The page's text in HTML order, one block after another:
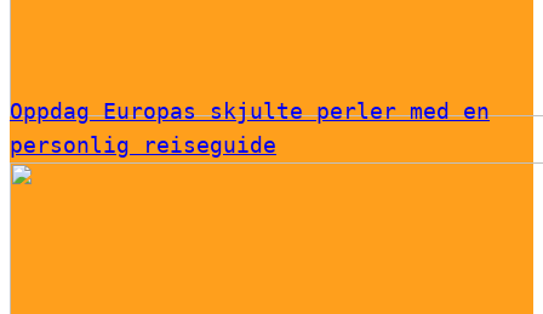
Oppdag Europas skjulte perler med en
personlig reiseguide